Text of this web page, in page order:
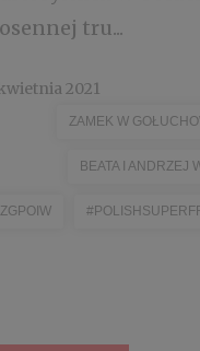
tru...
2021
ZAMEK W
BEATA I ANDRZEJ